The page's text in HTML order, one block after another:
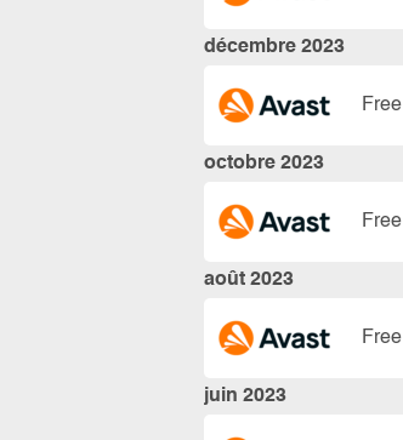
décembre 2023
octobre 2023
août 2023
juin 2023